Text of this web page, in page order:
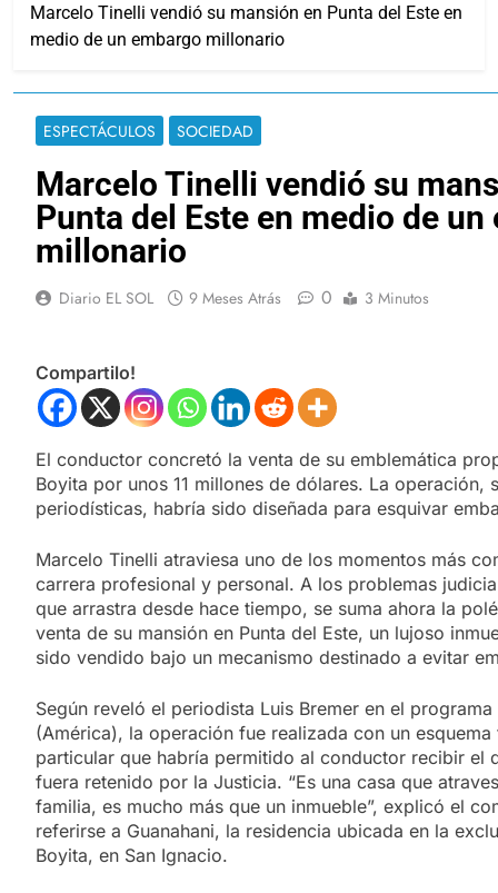
Marcelo Tinelli vendió su mansión en Punta del Este en
medio de un embargo millonario
ESPECTÁCULOS SOCIEDAD
Marcelo Tinelli vendió su
Punta del Este en medio de un
millonario
Diario EL SOL 9 Meses Atrás 0 3 Minutos
Compartilo!
El conductor concretó la venta de su emblemática
Boyita por unos 11 millones de dólares. La operación,
periodísticas, habría sido diseñada para esquivar
Marcelo Tinelli atraviesa uno de los momentos más
carrera profesional y personal. A los problemas
que arrastra desde hace tiempo, se suma ahora la
venta de su mansión en Punta del Este, un lujoso
sido vendido bajo un mecanismo destinado a evitar
Según reveló el periodista Luis Bremer en el programa
(América), la operación fue realizada con un
particular que habría permitido al conductor recibir el
fuera retenido por la Justicia. “Es una casa que
familia, es mucho más que un inmueble”, explicó el
referirse a Guanahani, la residencia ubicada en la
Boyita, en San Ignacio.